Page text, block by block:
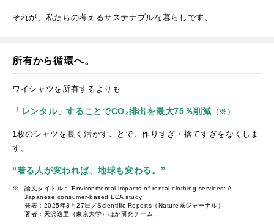
それが、私たちの考えるサステナブルな暮らしです。
所有から循環へ。
ワイシャツを所有するよりも
「レンタル」することでCO₂排出を最大75％削減 （※）
1枚のシャツを長く活かすことで、作りすぎ・捨てすぎをなくしま
す。
“着る人が変われば、地球も変わる。”
論文タイトル：“Environmental impacts of rental clothing services: A
Japanese consumer-based LCA study”
発表：2025年3月27日／Scientific Reports（Nature系ジャーナル）
著者：天沢逸里（東京大学）ほか研究チーム